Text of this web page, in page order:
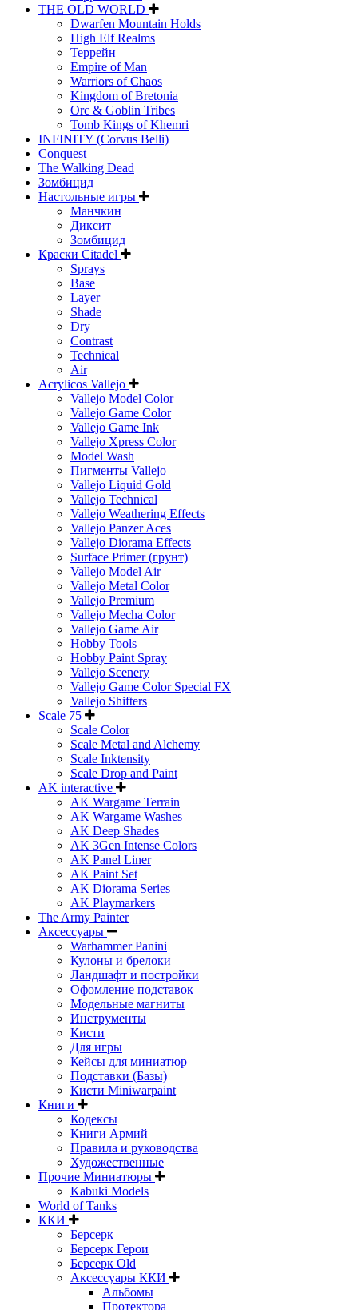
THE OLD WORLD
Dwarfen Mountain Holds
High Elf Realms
Террейн
Empire of Man
Warriors of Chaos
Kingdom of Bretonia
Orc & Goblin Tribes
Tomb Kings of Khemri
INFINITY (Corvus Belli)
Conquest
The Walking Dead
Зомбицид
Настольные игры
Манчкин
Диксит
Зомбицид
Краски Citadel
Sprays
Base
Layer
Shade
Dry
Contrast
Technical
Air
Acrylicos Vallejo
Vallejo Model Color
Vallejo Game Color
Vallejo Game Ink
Vallejo Xpress Color
Model Wash
Пигменты Vallejo
Vallejo Liquid Gold
Vallejo Technical
Vallejo Weathering Effects
Vallejo Panzer Aces
Vallejo Diorama Effects
Surface Primer (грунт)
Vallejo Model Air
Vallejo Metal Color
Vallejo Premium
Vallejo Mecha Color
Vallejo Game Air
Hobby Tools
Hobby Paint Spray
Vallejo Scenery
Vallejo Game Color Special FX
Vallejo Shifters
Scale 75
Scale Color
Scale Metal and Alchemy
Scale Inktensity
Scale Drop and Paint
AK interactive
AK Wargame Terrain
AK Wargame Washes
AK Deep Shades
AK 3Gen Intense Colors
AK Panel Liner
AK Paint Set
AK Diorama Series
AK Playmarkers
The Army Painter
Аксессуары
Warhammer Panini
Кулоны и брелоки
Ландшафт и постройки
Офомление подставок
Модельные магниты
Инструменты
Кисти
Для игры
Кейсы для миниатюр
Подставки (Базы)
Кисти Miniwarpaint
Книги
Кодексы
Книги Армий
Правила и руководства
Художественные
Прочие Миниатюры
Kabuki Models
World of Tanks
ККИ
Берсерк
Берсерк Герои
Берсерк Old
Аксессуары ККИ
Альбомы
Протектора